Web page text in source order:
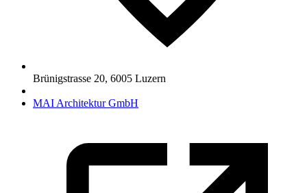
Brünigstrasse 20, 6005 Luzern
MAI Architektur GmbH